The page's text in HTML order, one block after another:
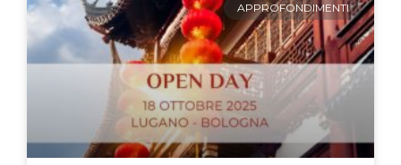
APPROFONDIMENTI